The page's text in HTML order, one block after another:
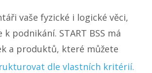
vaše fyzické i logické věci,
podnikání. START BSS má
a produktů, které můžete
dle vlastních kritérií.